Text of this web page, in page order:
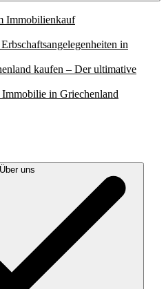
Immobilienkauf
in
kaufen – Der ultimative
in Griechenland
Über uns